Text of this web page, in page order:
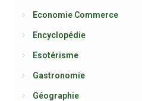
Economie Commerce
Encyclopédie
Esotérisme
Gastronomie
Géographie